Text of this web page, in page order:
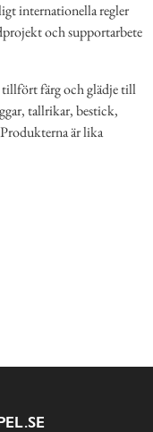
internationella regler
och supportarbete
tillfört färg och glädje till
tallrikar, bestick,
är lika